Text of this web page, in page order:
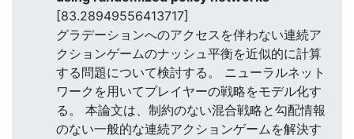
[83.28949556413717]
グラデーションへのアクセスを伴わない連続ア
クションゲームのナッシュ平衡を近似的に計算
する問題について検討する。 ニューラルネット
ワークを用いてプレイヤーの戦略をモデル化す
る。 本論文は、制約のない混合戦略と勾配情報
のない一般的な連続アクションゲームを解決す